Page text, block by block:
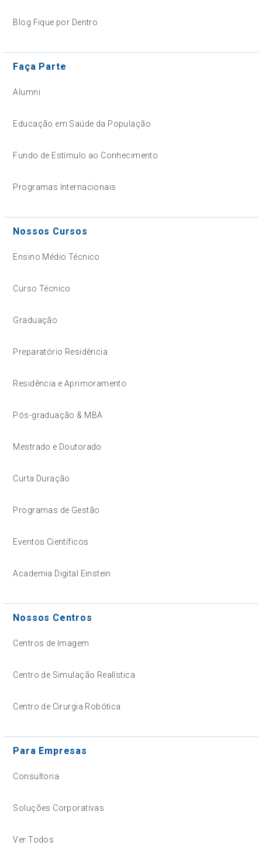
Blog Fique por Dentro
Faça Parte
Alumni
Educação em Saúde da População
Fundo de Estímulo ao Conhecimento
Programas Internacionais
Nossos Cursos
Ensino Médio Técnico
Curso Técnico
Graduação
Preparatório Residência
Residência e Aprimoramento
Pós-graduação & MBA
Mestrado e Doutorado
Curta Duração
Programas de Gestão
Eventos Científicos
Academia Digital Einstein
Nossos Centros
Centros de Imagem
Centro de Simulação Realística
Centro de Cirurgia Robótica
Para Empresas
Consultoria
Soluções Corporativas
Ver Todos